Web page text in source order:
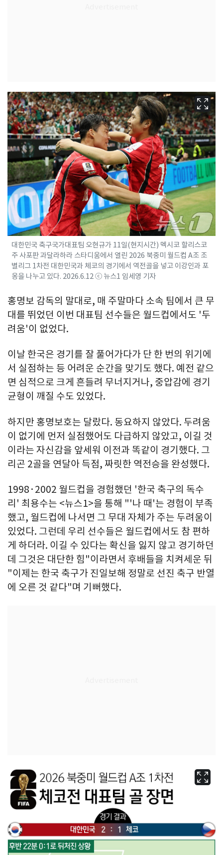
대한민국 축구국가대표팀 오현규가 11일(현지시간) 멕시코 할리스코
주 사포판 과달라하라 스타디움에서 열린 2026 북중미 월드컵 A조 조
별리그 1차전 대한민국과 체코의 경기에서 역전골을 넣고 이강인과 포
옹을 나누고 있다. 2026.6.12 ⓒ 뉴스1 임세영 기자
홍명보 감독의 말대로, 매 주말마다 소속 팀에서 큰 무
대를 뛰었던 이번 대표팀 선수들은 월드컵에서도 '두
려움'이 없었다.
이날 한국은 경기를 잘 풀어가다가 단 한 번의 위기에
서 실점하는 등 어려운 순간을 맞기도 했다. 예전 같으
면 심적으로 크게 흔들려 무너지거나, 중압감에 경기
균형이 깨질 수도 있었다.
하지만 홍명보호는 달랐다. 동요하지 않았다. 두려움
이 없기에 먼저 실점했어도 다급하지 않았고, 이길 것
이라는 자신감을 앞세워 이전과 똑같이 경기했다. 그
리곤 2골을 연달아 득점, 짜릿한 역전승을 완성했다.
1998·2002 월드컵을 경험했던 '한국 축구의 독수
리' 최용수는 <뉴스1>을 통해 "'나 때'는 경험이 부족
했고, 월드컵에 나서면 그 무대 자체가 주는 두려움이
있었다. 그런데 우리 선수들은 월드컵에서도 참 편하
게 하더라. 이길 수 있다는 확신을 잃지 않고 경기하던
데 그것은 대단한 힘"이라면서 후배들을 치켜세운 뒤
"이제는 한국 축구가 진일보해 정말로 선진 축구 반열
에 오른 것 같다"며 기뻐했다.